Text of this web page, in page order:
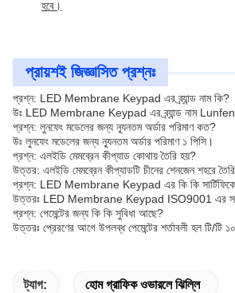
হবে।
প্রায়শই জিজ্ঞাসিত প্রশ্নঃ
প্রশ্ন: LED Membrane Keypad এর ব্র্যান্ড নাম কি?
উঃ LED Membrane Keypad এর ব্র্যান্ড নাম
প্রশ্ন: লুনফেং মডেলের জন্য ন্যূনতম অর্ডার পরিমাণ কত?
উঃ লুনফেং মডেলের জন্য ন্যূনতম অর্ডার পরিমাণ ১ পিসি।
প্রশ্ন: এলইডি মেমব্রেন কীপ্যাড কোথায় তৈরি হয়?
উত্তর: এলইডি মেমব্রেন কীপ্যাডটি চীনের শেনজেন শহরে
প্রশ্ন: LED Membrane Keypad এর কি কি
উত্তরঃ LED Membrane Keypad ISO9001 এর সাথে
প্রশ্ন: পেমেন্টের জন্য কি কি সুবিধা আছে?
উত্তরঃ প্রেরণের আগে উপলব্ধ পেমেন্টের শর্তাবলী হল টি/টি
ট্যাগ: হোম গ্রাফিক ওভারলে ঝিল্লি